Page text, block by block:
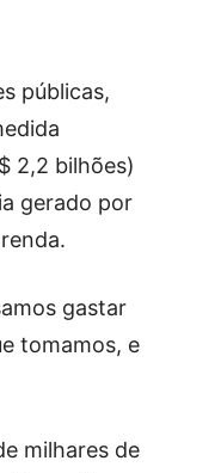
públicas,
2,2 bilhões)
gerado por
gastar
tomamos, e
milhares de